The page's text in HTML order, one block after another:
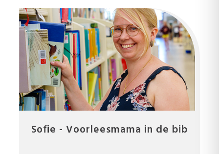
Sofie - Voorleesmama in de bib